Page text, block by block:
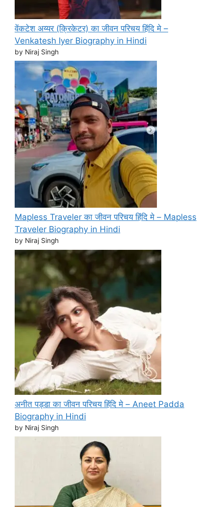
वेंकटेश अय्यर (क्रिकेटर) का जीवन परिचय हिंदि मे –
Venkatesh Iyer Biography in Hindi
by Niraj Singh
Mapless Traveler का जीवन परिचय हिंदि मे – Mapless
Traveler Biography in Hindi
by Niraj Singh
अनीत पड्डा का जीवन परिचय हिंदि मे – Aneet Padda
Biography in Hindi
by Niraj Singh